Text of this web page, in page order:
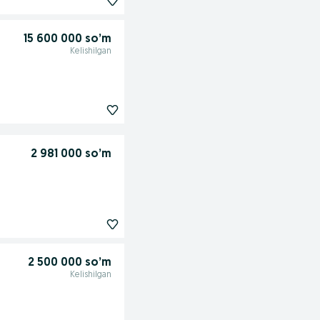
15 600 000 so’m
Kelishilgan
2 981 000 so’m
2 500 000 so’m
Kelishilgan